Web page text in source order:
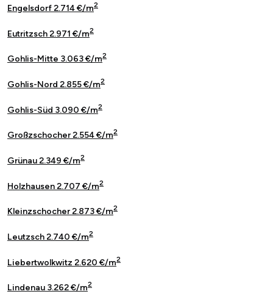
Engelsdorf 2.714 €/m2
Eutritzsch 2.971 €/m2
Gohlis-Mitte 3.063 €/m2
Gohlis-Nord 2.855 €/m2
Gohlis-Süd 3.090 €/m2
Großzschocher 2.554 €/m2
Grünau 2.349 €/m2
Holzhausen 2.707 €/m2
Kleinzschocher 2.873 €/m2
Leutzsch 2.740 €/m2
Liebertwolkwitz 2.620 €/m2
Lindenau 3.262 €/m2